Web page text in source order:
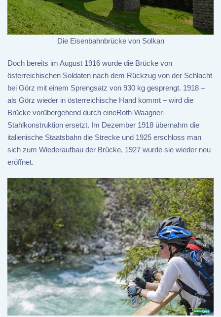
Die Eisenbahnbrücke von Solkan
Doch bereits im August 1916 wurde die Brücke von
österreichischen Soldaten nach dem Rückzug von der Schlacht
bei Görz mit einem Sprengsatz von 930 kg gesprengt. 1918 –
als Görz wieder in österreichische Hand kommt – wird die
Brücke vorübergehend durch eineRoth-Waagner-
Stahlkonstruktion ersetzt. Im Dezember 1918 übernahm die
italienische Staatsbahn die Strecke und 1925 erschloss man
sich zum Wiederaufbau der Brücke, 1927 wurde sie wieder neu
eröffnet.